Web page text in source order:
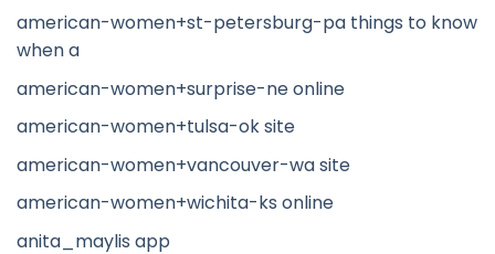
american-women+st-petersburg-pa things to know
when a
american-women+surprise-ne online
american-women+tulsa-ok site
american-women+vancouver-wa site
american-women+wichita-ks online
anita_maylis app